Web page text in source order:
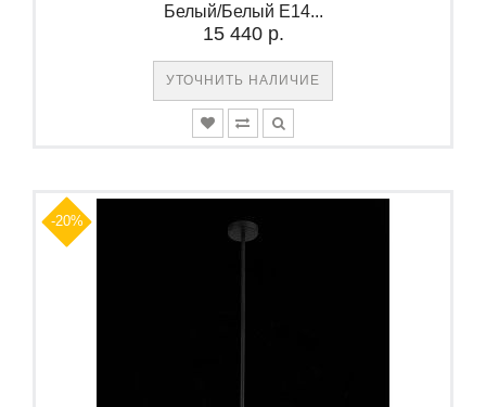
Белый/Белый E14...
15 440 р.
УТОЧНИТЬ НАЛИЧИЕ
-20%